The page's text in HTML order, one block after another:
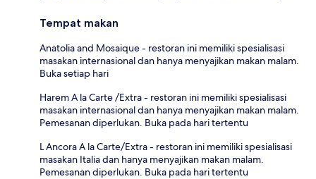
Tempat makan
Anatolia and Mosaique - restoran ini memiliki spesialisasi
masakan internasional dan hanya menyajikan makan malam.
Buka setiap hari
Harem A la Carte /Extra - restoran ini memiliki spesialisasi
masakan internasional dan hanya menyajikan makan malam.
Pemesanan diperlukan. Buka pada hari tertentu
L Ancora A la Carte/Extra - restoran ini memiliki spesialisasi
masakan Italia dan hanya menyajikan makan malam.
Pemesanan diperlukan. Buka pada hari tertentu